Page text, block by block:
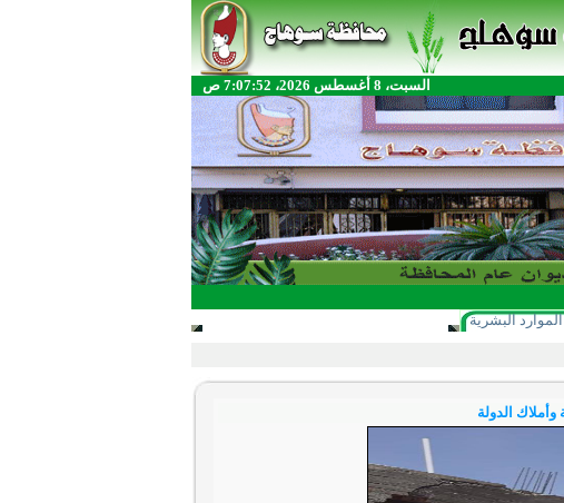
السبت، 8 أغسطس 2026، 7:07:52 ص
الموارد البشرية